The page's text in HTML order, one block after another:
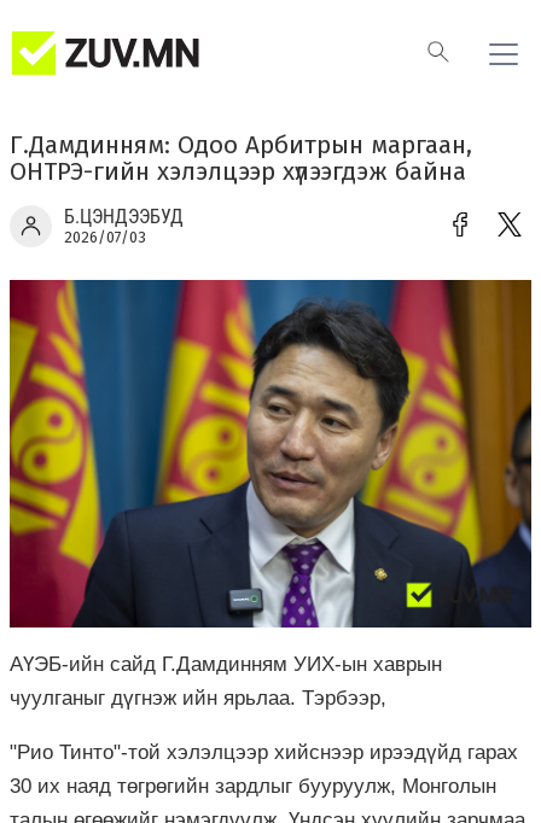
Г.Дамдинням: Одоо Арбитрын маргаан,
ОНТРЭ-гийн хэлэлцээр хүлээгдэж байна
Б.ЦЭНДЭЭБУД
2026/07/03
АҮЭБ-ийн сайд Г.Дамдинням УИХ-ын хаврын
чуулганыг дүгнэж ийн ярьлаа. Тэрбээр,
"Рио Тинто"-той хэлэлцээр хийснээр ирээдүйд гарах
30 их наяд төгрөгийн зардлыг бууруулж, Монголын